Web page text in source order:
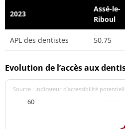
2023
Assé-le-
Riboul
APL des dentistes 50.75
Evolution de l’accès aux
Source : indicateur d’accessibilité
60